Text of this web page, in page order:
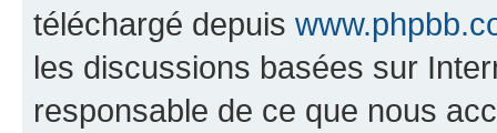
téléchargé depuis
les discussions basées sur
responsable de ce que nous